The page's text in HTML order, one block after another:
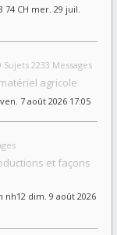
74 CH mer. 29 juil.
Sujets 2233 Messages
agricole
ven. 7 août 2026 17:05
et façons
nh12 dim. 9 août 2026